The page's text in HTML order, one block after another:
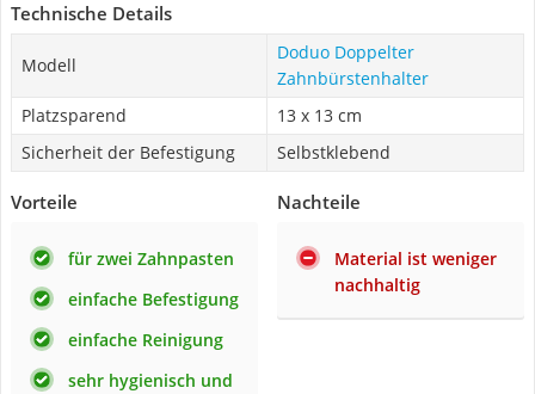
Technische Details
Modell
Doduo Doppelter
Zahnbürstenhalter
Platzsparend
13 x 13 cm
Sicherheit der Befestigung
Selbstklebend
Vorteile
für zwei Zahnpasten
einfache Befestigung
einfache Reinigung
sehr hygienisch und
Nachteile
Material ist weniger
nachhaltig